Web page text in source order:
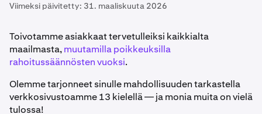
Viimeksi päivitetty: 31. maaliskuuta 2026
Toivotamme asiakkaat tervetulleiksi kaikkialta
maailmasta,muutamilla poikkeuksilla
rahoitussäännösten vuoksi.
Olemme tarjonneet sinulle mahdollisuuden tarkastella
verkkosivustoamme 13 kielellä — ja monia muita on vielä
tulossa!